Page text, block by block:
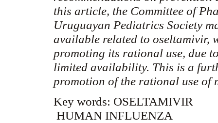
this article, the Committee of
Uruguayan Pediatrics Society
available related to oseltamivir,
promoting its rational use, due
limited availability. This is a
promotion of the rational use of
Key words: OSELTAMIVIR
HUMAN INFLUENZA